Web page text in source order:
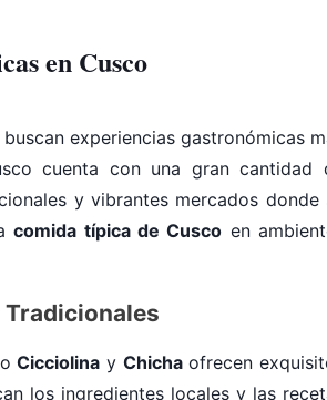
en Cusco
experiencias gastronómicas
cuenta con una gran cantidad
y vibrantes mercados donde
comida típica de Cusco en
Cicciolina y Chichaofrecen
los ingredientes locales y las